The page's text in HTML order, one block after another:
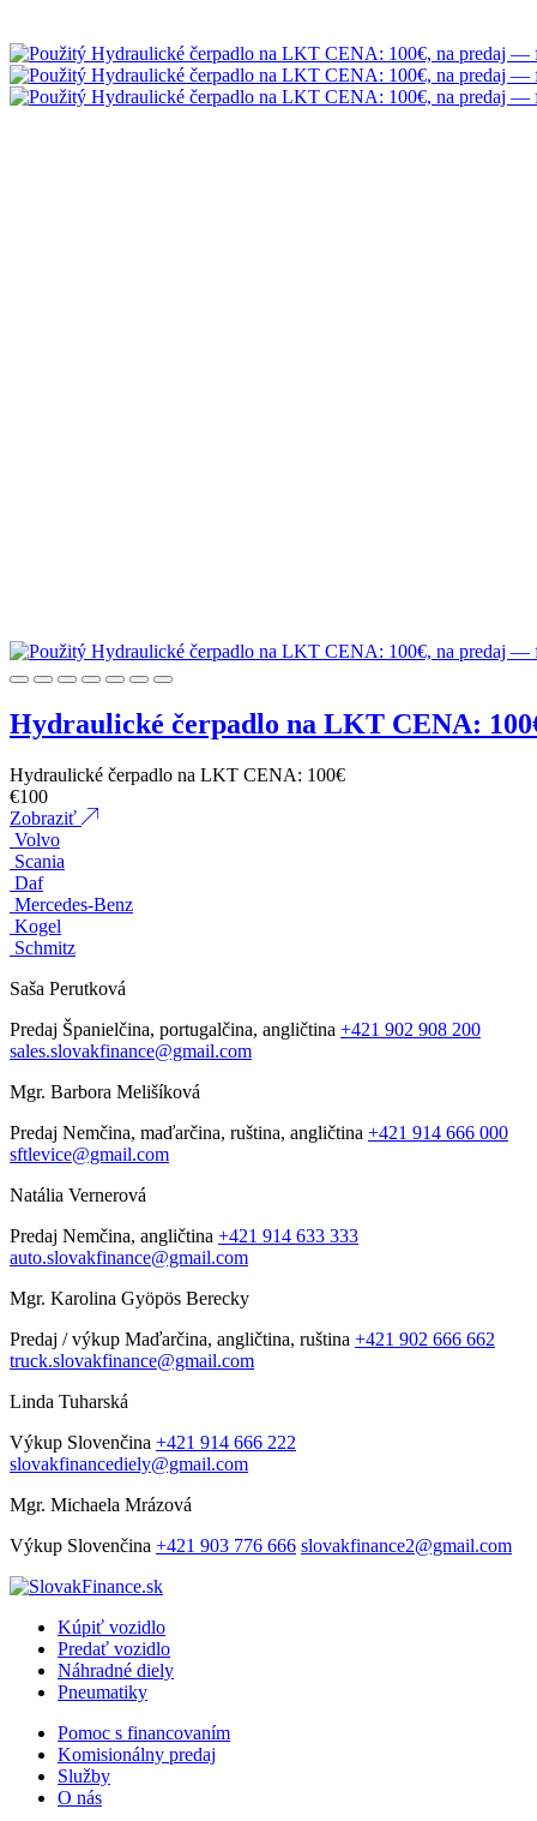
Hydraulické čerpadlo na LKT CENA:
Hydraulické čerpadlo na LKT CENA: 100€
€100
Zobraziť
Volvo
Scania
Daf
Mercedes-Benz
Kogel
Schmitz
Saša Perutková
Predaj Španielčina, portugalčina, angličtina +421 902 908 200
sales.slovakfinance@gmail.com
Mgr. Barbora Melišíková
Predaj Nemčina, maďarčina, ruština, angličtina +421 914 666 000
sftlevice@gmail.com
Natália Vernerová
Predaj Nemčina, angličtina +421 914 633 333
auto.slovakfinance@gmail.com
Mgr. Karolina Gyöpös Berecky
Predaj / výkup Maďarčina, angličtina, ruština +421 902 666 662
truck.slovakfinance@gmail.com
Linda Tuharská
Výkup Slovenčina +421 914 666 222
slovakfinancediely@gmail.com
Mgr. Michaela Mrázová
Výkup Slovenčina +421 903 776 666 slovakfinance2@gmail.com
Kúpiť vozidlo
Predať vozidlo
Náhradné diely
Pneumatiky
Pomoc s financovaním
Komisionálny predaj
Služby
O nás